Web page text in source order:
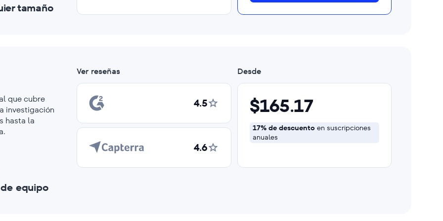
tamaño
que cubre
investigación
hasta la
equipo
Ver reseñas Desde
4.5
4.6
$165.17
17% de descuentoen suscripciones
anuales